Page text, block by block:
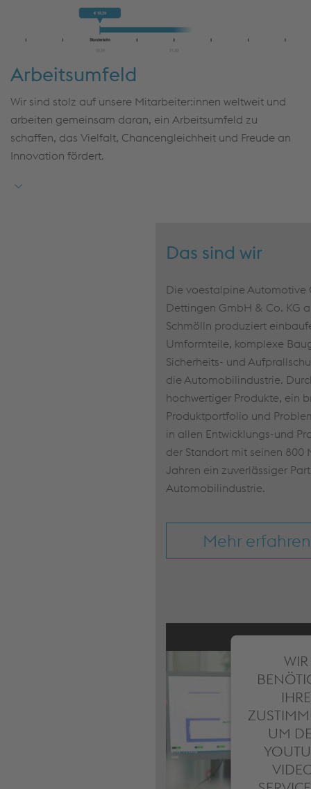
Arbeitsumfeld
Wir sind stolz auf unsere Mitarbeiter:innen weltweit und
arbeiten gemeinsam daran, ein Arbeitsumfeld zu
schaffen, das Vielfalt, Chancengleichheit und Freude an
Innovation fördert.
WIR
IHRE
UM
Das sind wir
Die voestalpine Automotive
Dettingen GmbH & Co. KG
Schmölln produziert
Umformteile, komplexe
Sicherheits- und
die Automobilindustrie.
hochwertiger Produkte, ein
Produktportfolio und
in allen Entwicklungs-und
der Standort mit seinen 800
Jahren ein zuverlässiger
Automobilindustrie.
Mehr erfahren